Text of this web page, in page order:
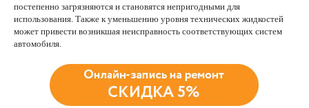
постепенно загрязняются и становятся непригодными для
использования. Также к уменьшению уровня технических жидкостей
может привести возникшая неисправность соответствующих систем
автомобиля.